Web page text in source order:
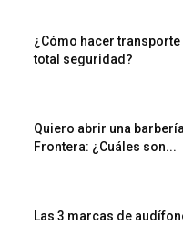
¿Cómo hacer
total seguridad?
Quiero abrir una
Frontera: ¿Cuáles son...
Las 3 marcas de